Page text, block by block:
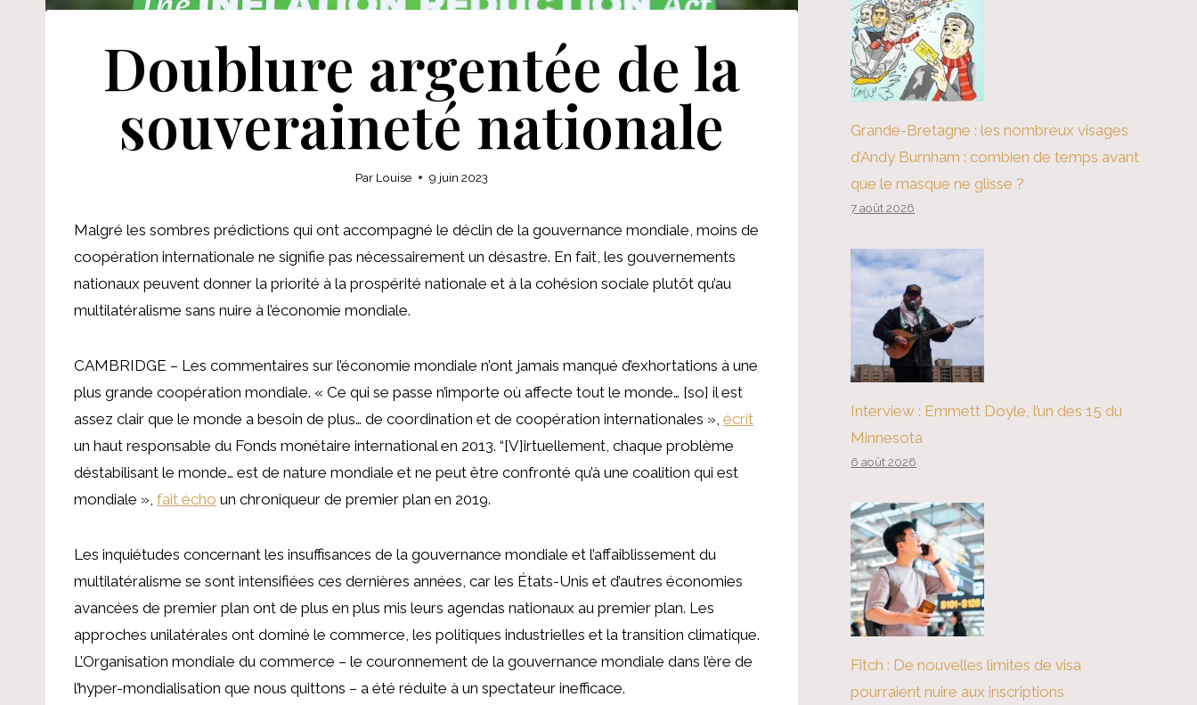
Doublure argentée de la
souveraineté nationale
Par Louise 9 juin 2023
Malgré les sombres prédictions qui ont accompagné le déclin de la gouvernance mondiale, moins de
coopération internationale ne signifie pas nécessairement un désastre. En fait, les gouvernements
nationaux peuvent donner la priorité à la prospérité nationale et à la cohésion sociale plutôt qu’au
multilatéralisme sans nuire à l’économie mondiale.
CAMBRIDGE – Les commentaires sur l’économie mondiale n’ont jamais manqué d’exhortations à une
plus grande coopération mondiale. « Ce qui se passe n’importe où affecte tout le monde… [so] il est
assez clair que le monde a besoin de plus… de coordination et de coopération internationales », écrit
un haut responsable du Fonds monétaire international en 2013. “[V]irtuellement, chaque problème
déstabilisant le monde… est de nature mondiale et ne peut être confronté qu’à une coalition qui est
mondiale », fait écho un chroniqueur de premier plan en 2019.
Les inquiétudes concernant les insuffisances de la gouvernance mondiale et l’affaiblissement du
multilatéralisme se sont intensifiées ces dernières années, car les États-Unis et d’autres économies
avancées de premier plan ont de plus en plus mis leurs agendas nationaux au premier plan. Les
approches unilatérales ont dominé le commerce, les politiques industrielles et la transition climatique.
L’Organisation mondiale du commerce – le couronnement de la gouvernance mondiale dans l’ère de
l’hyper-mondialisation que nous quittons – a été réduite à un spectateur inefficace.
Grande-Bretagne : les nombreux visages
d’Andy Burnham : combien de temps avant
que le masque ne glisse ?
7 août 2026
Interview : Emmett Doyle, l’un des 15 du
Minnesota
6 août 2026
Fitch : De nouvelles limites de visa
pourraient nuire aux inscriptions